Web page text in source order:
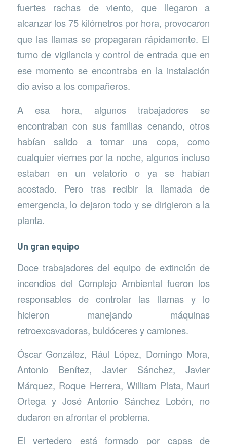
fuertes rachas de viento, que llegaron a
alcanzar los 75 kilómetros por hora, provocaron
que las llamas se propagaran rápidamente. El
turno de vigilancia y control de entrada que en
ese momento se encontraba en la instalación
dio aviso a los compañeros.
A esa hora, algunos trabajadores se
encontraban con sus familias cenando, otros
habían salido a tomar una copa, como
cualquier viernes por la noche, algunos incluso
estaban en un velatorio o ya se habían
acostado. Pero tras recibir la llamada de
emergencia, lo dejaron todo y se dirigieron a la
planta.
Un gran equipo
Doce trabajadores del equipo de extinción de
incendios del Complejo Ambiental fueron los
responsables de controlar las llamas y lo
hicieron manejando máquinas
retroexcavadoras, buldóceres y camiones.
Óscar González, Rául López, Domingo Mora,
Antonio Benítez, Javier Sánchez, Javier
Márquez, Roque Herrera, William Plata, Mauri
Ortega y José Antonio Sánchez Lobón, no
dudaron en afrontar el problema.
El vertedero está formado por capas de